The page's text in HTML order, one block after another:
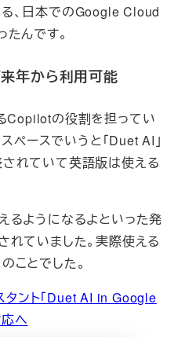
、日本でのGoogle Cloud
たんです。
年から利用可能
Copilotの役割を担ってい
ペースでいうと「Duet AI」
れていて英語版は使える
るようになるよといった発
れていました。実際使える
ことでした。
タント「Duet AI in Google
へ